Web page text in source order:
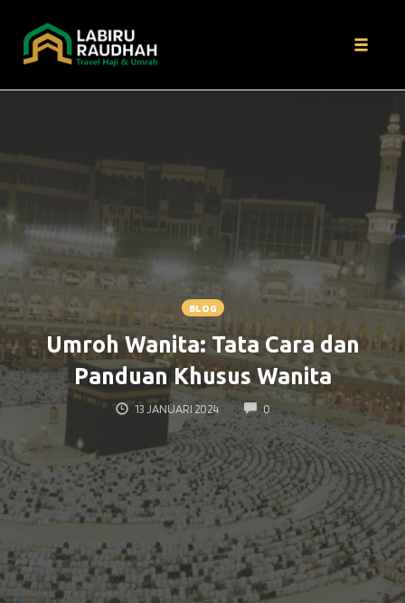
BLOG
Umroh Wanita: Tata Cara dan
Panduan Khusus Wanita
13 JANUARI 2024 0 COMMENTS